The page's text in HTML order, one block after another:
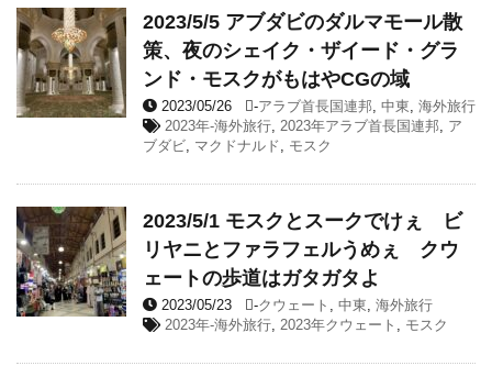
2023/5/5 アブダビのダルマモール散
策、夜のシェイク・ザイード・グラ
ンド・モスクがもはやCGの域
2023/05/26 -アラブ首長国連邦, 中東, 海外旅行
2023年-海外旅行, 2023年アラブ首長国連邦, ア
ブダビ, マクドナルド, モスク
2023/5/1 モスクとスークでけぇ ビ
リヤニとファラフェルうめぇ クウ
ェートの歩道はガタガタよ
2023/05/23 -クウェート , 中東, 海外旅行
2023年-海外旅行, 2023年クウェート , モスク